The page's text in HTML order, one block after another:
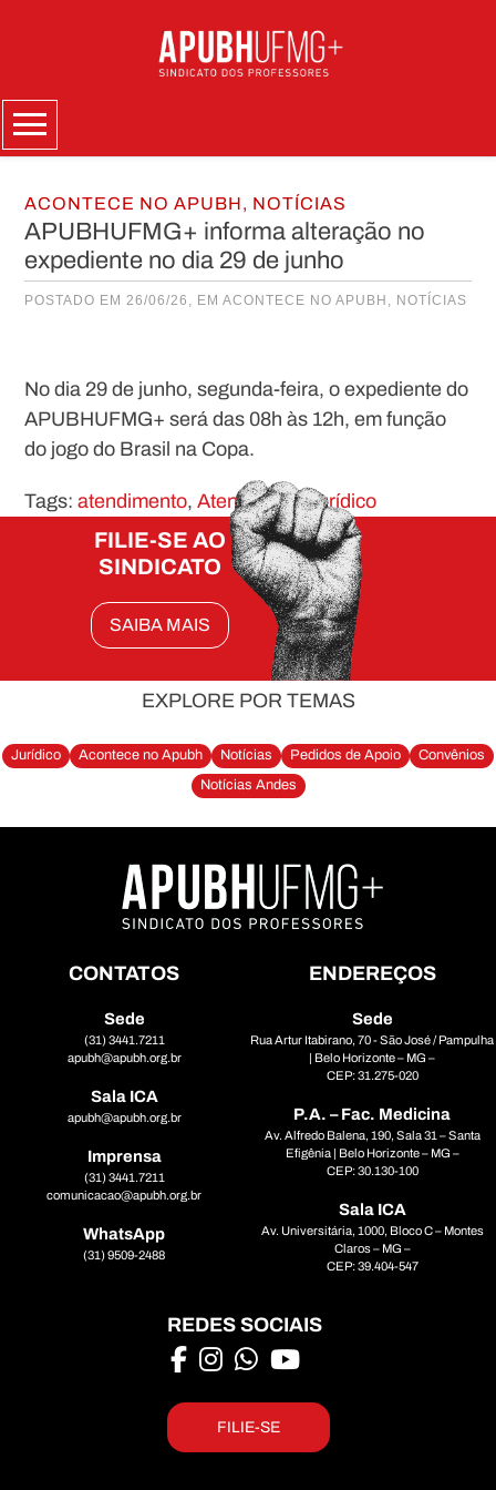
Menu
ACONTECE NO APUBH, NOTÍCIAS
APUBHUFMG+ informa alteração no
expediente no dia 29 de junho
POSTADO EM 26/06/26, EMACONTECE NO APUBH NOTÍCIAS
No dia 29 de junho, segunda-feira, o expediente do
APUBHUFMG+ será das 08h às 12h, em função
do jogo do Brasil na Copa.
Tags:atendimento,Atendimento jurídico
FILIE-SE AO
SINDICATO
SAIBA MAIS
EXPLORE POR TEMAS
Jurídico Acontece no Apubh Notícias Pedidos de Apoio
Convênios
Notícias Andes
CONTATOS
Sede
(31) 3441.7211
apubh@apubh.org.br
Sala ICA
apubh@apubh.org.br
Imprensa
(31) 3441.7211
comunicacao@apubh.org.br
WhatsApp
(31) 9509-2488
ENDEREÇOS
Sede
Rua Artur Itabirano, 70 - São José / Pampulha
| Belo Horizonte – MG –
CEP: 31.275-020
P.A. – Fac. Medicina
Av. Alfredo Balena, 190, Sala 31 – Santa
Efigênia | Belo Horizonte – MG –
CEP: 30.130-100
Sala ICA
Av. Universitária, 1000, Bloco C – Montes
Claros – MG –
CEP: 39.404-547
REDES SOCIAIS
FILIE-SE